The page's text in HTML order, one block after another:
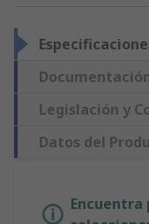
Legislación y
Datos del